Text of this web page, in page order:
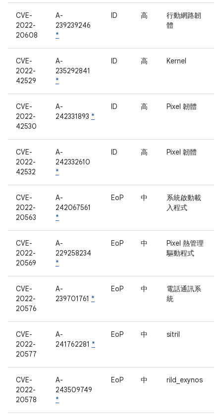
CVE-
2022-
20608
A-
239239246
*
ID 高
行動網路韌
體
CVE-
2022-
42529
A-
235292841
*
ID 高 Kernel
CVE-
2022-
42530
A-
242331893 *
ID 高 Pixel 韌體
CVE-
2022-
42532
A-
242332610
*
ID 高 Pixel 韌體
CVE-
2022-
20563
A-
242067561
*
EoP 中
系統啟動載
入程式
CVE-
2022-
20569
A-
229258234
*
EoP 中
Pixel 熱管理
驅動程式
CVE-
2022-
20576
A-
239701761 *
EoP 中
電話通訊系
統
CVE-
2022-
20577
A-
241762281 *
EoP 中 sitril
CVE-
2022-
20578
A-
243509749
*
EoP 中 rild_exynos